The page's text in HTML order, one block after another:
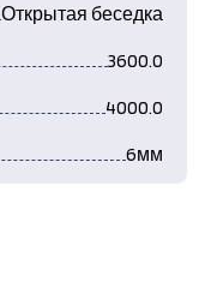
Открытая беседка
3600.0
4000.0
6мм